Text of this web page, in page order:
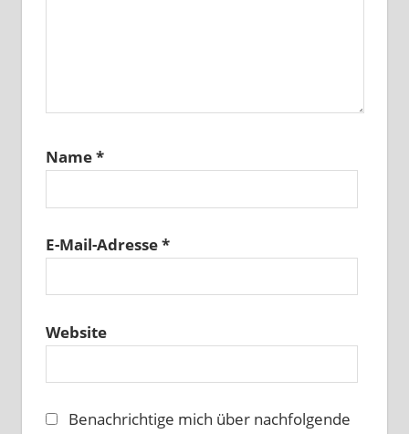
Name*
E-Mail-Adresse*
Website
Benachrichtige mich über nachfolgende